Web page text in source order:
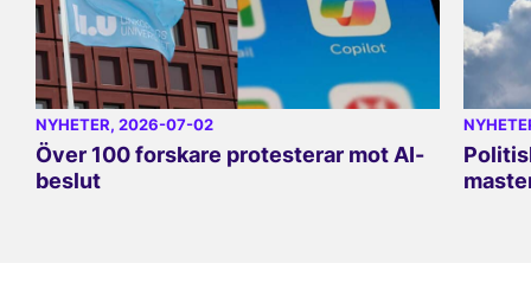
NYHETER, 2026-07-02
Över 100 forskare protesterar mot AI-
beslut